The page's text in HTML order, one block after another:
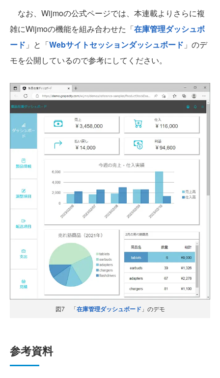
なお、Wijmoの公式ページでは、本連載よりさらに複
雑にWijmoの機能を組み合わせた「在庫管理ダッシュボ
ード 」と「Webサイトセッションダッシュボード 」のデ
モを公開しているので参考にしてください。
図7 「在庫管理ダッシュボード 」のデモ
参考資料